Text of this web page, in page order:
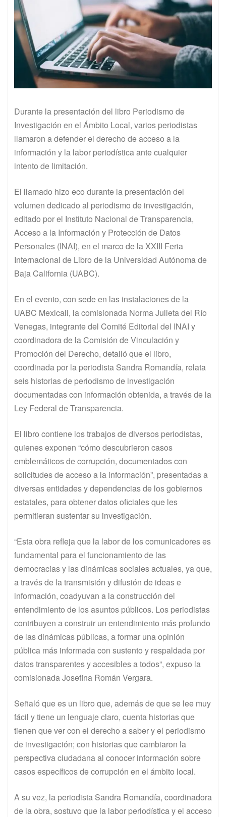
Durante la presentación del libro Periodismo de
Investigación en el Ámbito Local, varios periodistas
llamaron a defender el derecho de acceso a la
información y la labor periodística ante cualquier
intento de limitación.
El llamado hizo eco durante la presentación del
volumen dedicado al periodismo de investigación,
editado por el Instituto Nacional de Transparencia,
Acceso a la Información y Protección de Datos
Personales (INAI), en el marco de la XXIII Feria
Internacional de Libro de la Universidad Autónoma de
Baja California (UABC).
En el evento, con sede en las instalaciones de la
UABC Mexicali, la comisionada Norma Julieta del Río
Venegas, integrante del Comité Editorial del INAI y
coordinadora de la Comisión de Vinculación y
Promoción del Derecho, detalló que el libro,
coordinada por la periodista Sandra Romandía, relata
seis historias de periodismo de investigación
documentadas con información obtenida, a través de la
Ley Federal de Transparencia.
El libro contiene los trabajos de diversos periodistas,
quienes exponen “cómo descubrieron casos
emblemáticos de corrupción, documentados con
solicitudes de acceso a la información”, presentadas a
diversas entidades y dependencias de los gobiernos
estatales, para obtener datos oficiales que les
permitieran sustentar su investigación.
“Esta obra refleja que la labor de los comunicadores es
fundamental para el funcionamiento de las
democracias y las dinámicas sociales actuales, ya que,
a través de la transmisión y difusión de ideas e
información, coadyuvan a la construcción del
entendimiento de los asuntos públicos. Los periodistas
contribuyen a construir un entendimiento más profundo
de las dinámicas públicas, a formar una opinión
pública más informada con sustento y respaldada por
datos transparentes y accesibles a todos”, expuso la
comisionada Josefina Román Vergara.
Señaló que es un libro que, además de que se lee muy
fácil y tiene un lenguaje claro, cuenta historias que
tienen que ver con el derecho a saber y el periodismo
de investigación; con historias que cambiaron la
perspectiva ciudadana al conocer información sobre
casos específicos de corrupción en el ámbito local.
A su vez, la periodista Sandra Romandía, coordinadora
de la obra, sostuvo que la labor periodística y el acceso